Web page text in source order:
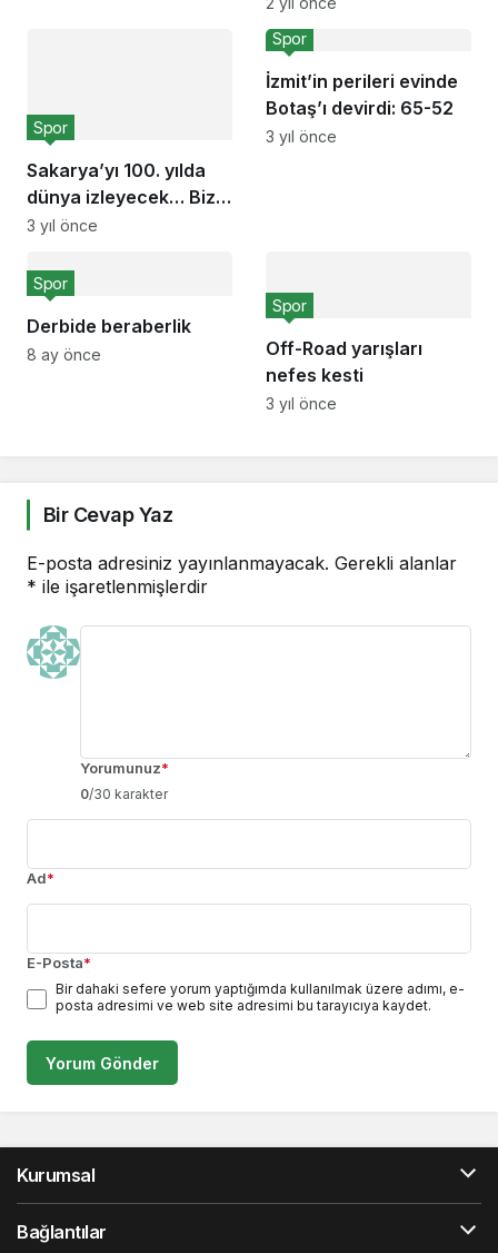
Sakarya’yı 100. yılda
dünya izleyecek… Biz
hazırız, tüm Sakarya’yı
Spor
3 yıl önce
İzmit’in perileri evinde
Botaş’ı devirdi: 65-52
Spor
3 yıl önce
Derbide beraberlik
Spor
8 ay önce
Off-Road yarışları
nefes kesti
Spor
3 yıl önce
Bir Cevap Yaz
E-posta adresiniz yayınlanmayacak. Gerekli alanlar
* ile işaretlenmişlerdir
Yorumunuz*
0/30 karakter
Ad*
E-Posta*
Bir dahaki sefere yorum yaptığımda kullanılmak üzere adımı, e-
posta adresimi ve web site adresimi bu tarayıcıya kaydet.
Yorum Gönder
Kurumsal
Bağlantılar